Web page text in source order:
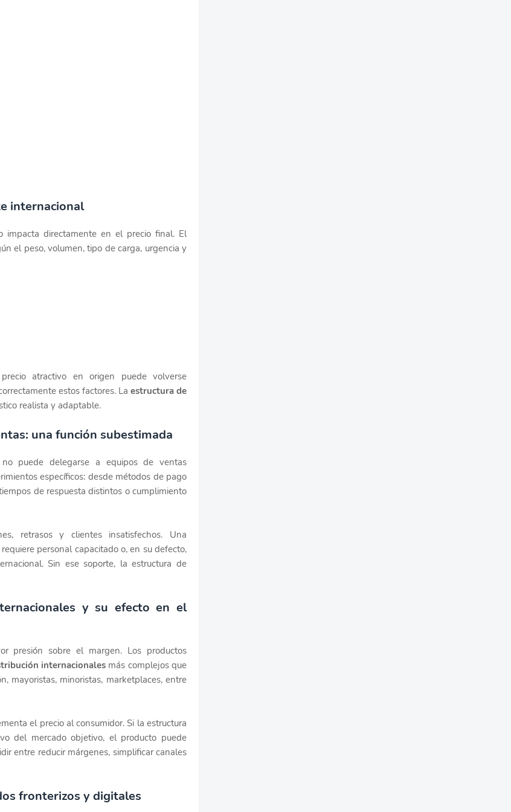
internacional
impacta directamente en el precio final. El
el peso, volumen, tipo de carga, urgencia y
atractivo en origen puede volverse
estos factores. La estructura de
realista y adaptable.
una función subestimada
no puede delegarse a equipos de ventas
específicos: desde métodos de pago
de respuesta distintos o cumplimiento
retrasos y clientes insatisfechos. Una
requiere personal capacitado o, en su defecto,
Sin ese soporte, la estructura de
y su efecto en el
presión sobre el margen. Los productos
internacionales más complejos que
mayoristas, minoristas, marketplaces, entre
el precio al consumidor. Si la estructura
del mercado objetivo, el producto puede
entre reducir márgenes, simplificar canales
fronterizos y digitales